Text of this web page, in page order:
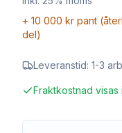
+ 10 000 kr pant
del)
Leveranstid: 1-3
Fraktkostnad